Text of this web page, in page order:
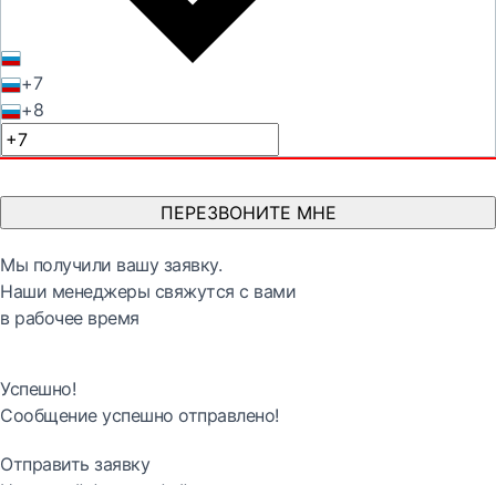
+7
+8
ПЕРЕЗВОНИТЕ МНЕ
Мы получили вашу заявку.
Наши менеджеры свяжутся с вами
в рабочее время
Успешно!
Сообщение успешно отправлено!
Отправить заявку